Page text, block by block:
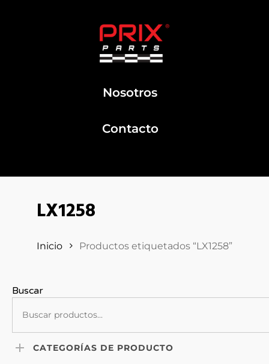
Nosotros
Contacto
LX1258
Inicio Productos etiquetados “LX1258”
Buscar
CATEGORÍAS DE PRODUCTO